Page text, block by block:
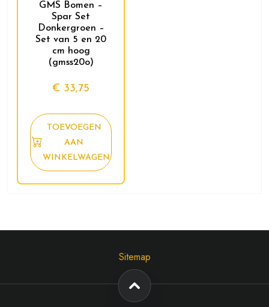
GMS Bomen –
Spar Set
Donkergroen –
Set van 5 en 20
cm hoog
(gmss20o)
€ 33,75
TOEVOEGEN
AAN
WINKELWAGEN
Sitemap